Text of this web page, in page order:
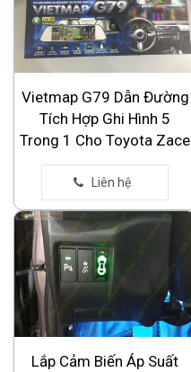
Vietmap G79 Dẫn Đường
Tích Hợp Ghi Hình 5
Trong 1 Cho Toyota Zace
Lắp Cảm Biến Áp Suất